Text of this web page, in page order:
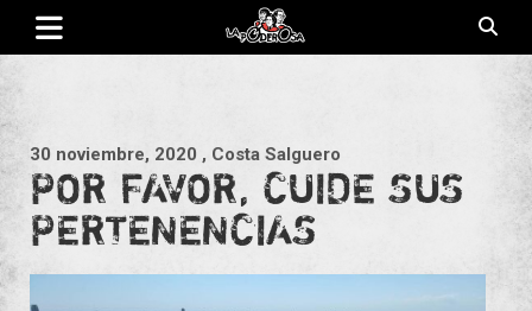
Saltar
contenido
Poderosa.
30 noviembre, 2020 , Costa Salguero
POR FAVOR, CUIDE SUS
PERTENENCIAS